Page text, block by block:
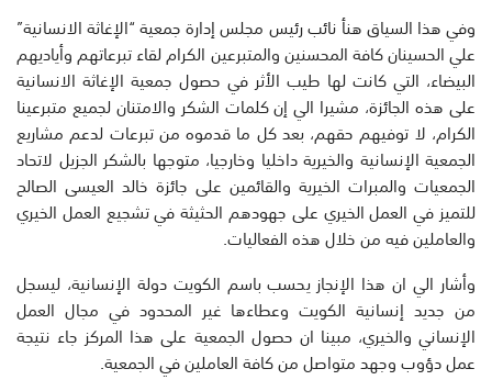
وفي هذا السياق هنأ نائب رئيس مجلس إدارة جمعية “الإغاثة الانسانية”
علي الحسينان كافة المحسنين والمتبرعين الكرام لقاء تبرعاتهم وأياديهم
البيضاء، التي كانت لها طيب الأثر في حصول جمعية الإغاثة الانسانية
على هذه الجائزة، مشيرا الي إن كلمات الشكر والامتنان لجميع متبرعينا
الكرام، لا توفيهم حقهم، بعد كل ما قدموه من تبرعات لدعم مشاريع
الجمعية الإنسانية والخيرية داخليا وخارجيا، متوجها بالشكر الجزيل لاتحاد
الجمعيات والمبرات الخيرية والقائمين على جائزة خالد العيسى الصالح
للتميز في العمل الخيري على جهودهم الحثيثة في تشجيع العمل الخيري
والعاملين فيه من خلال هذه الفعاليات.
وأشار الي ان هذا الإنجاز يحسب باسم الكويت دولة الإنسانية، ليسجل
من جديد إنسانية الكويت وعطاءها غير المحدود في مجال العمل
الإنساني والخيري، مبينا ان حصول الجمعية على هذا المركز جاء نتيجة
عمل دؤوب وجهد متواصل من كافة العاملين في الجمعية.